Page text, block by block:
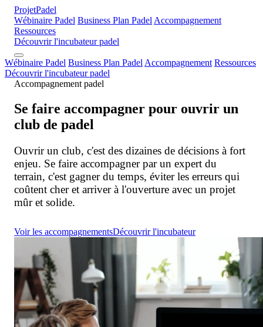
ProjetPadel
Wébinaire Padel Business Plan Padel Accompagnement
Ressources
Découvrir l'incubateur padel
Wébinaire Padel Business Plan Padel Accompagnement Ressources
Découvrir l'incubateur padel
Accompagnement padel
Se faire accompagner pour ouvrir un
club de padel
Ouvrir un club, c'est des dizaines de décisions à fort
enjeu. Se faire accompagner par un expert du
terrain, c'est gagner du temps, éviter les erreurs qui
coûtent cher et arriver à l'ouverture avec un projet
mûr et solide.
Voir les accompagnementsDécouvrir l'incubateur